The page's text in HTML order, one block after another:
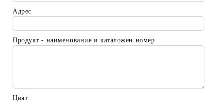
Адрес
Продукт - наименование и каталожен номер
Цвят